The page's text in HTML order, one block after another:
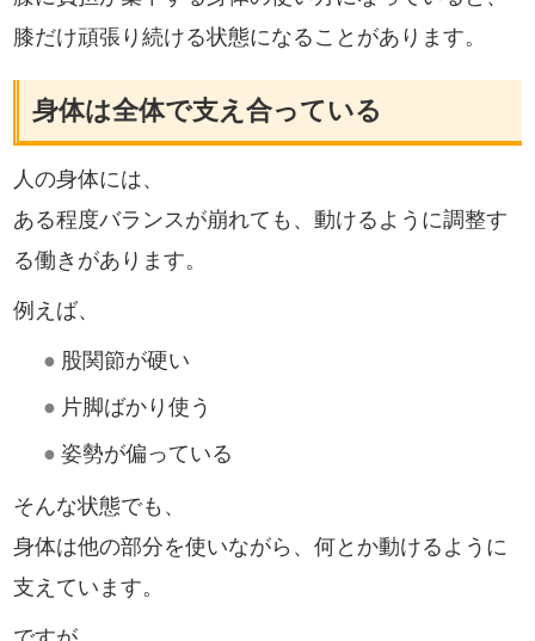
膝だけ頑張り続ける状態になることがあります。
身体は全体で支え合っている
人の身体には、
ある程度バランスが崩れても、動けるように調整す
る働きがあります。
例えば、
● 股関節が硬い
● 片脚ばかり使う
● 姿勢が偏っている
そんな状態でも、
身体は他の部分を使いながら、何とか動けるように
支えています。